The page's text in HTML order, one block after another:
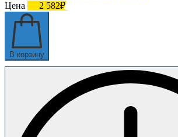
Цена
2 582₽
В корзину